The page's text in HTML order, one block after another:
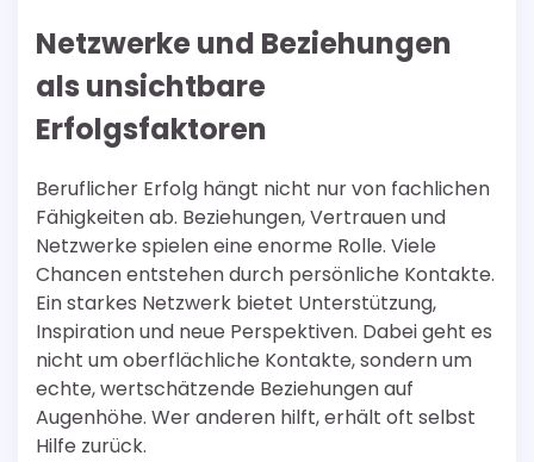
Netzwerke und Beziehungen
als unsichtbare
Erfolgsfaktoren
Beruflicher Erfolg hängt nicht nur von fachlichen
Fähigkeiten ab. Beziehungen, Vertrauen und
Netzwerke spielen eine enorme Rolle. Viele
Chancen entstehen durch persönliche Kontakte.
Ein starkes Netzwerk bietet Unterstützung,
Inspiration und neue Perspektiven. Dabei geht es
nicht um oberflächliche Kontakte, sondern um
echte, wertschätzende Beziehungen auf
Augenhöhe. Wer anderen hilft, erhält oft selbst
Hilfe zurück.